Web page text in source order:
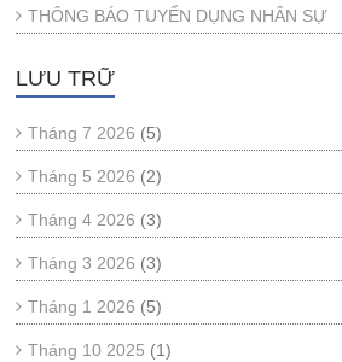
THÔNG BÁO TUYỂN DỤNG NHÂN SỰ
LƯU TRỮ
Tháng 7 2026 (5)
Tháng 5 2026 (2)
Tháng 4 2026 (3)
Tháng 3 2026 (3)
Tháng 1 2026 (5)
Tháng 10 2025 (1)